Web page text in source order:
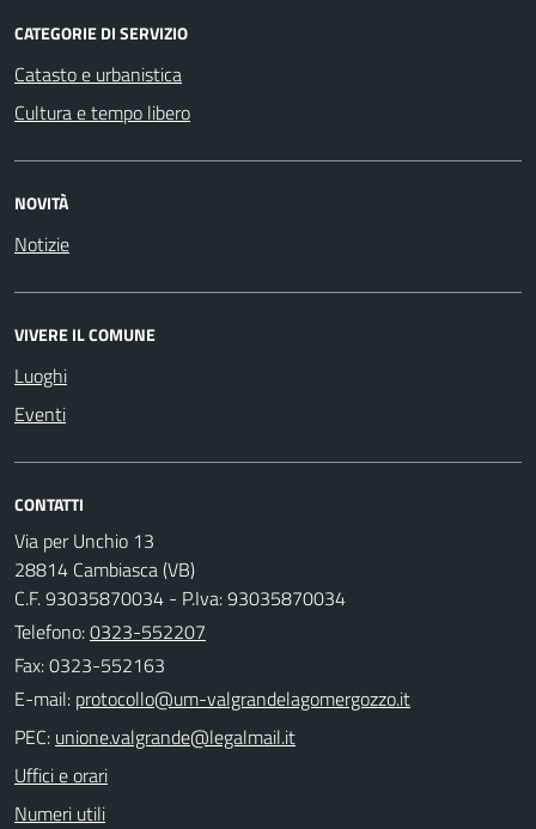
CATEGORIE DI SERVIZIO
Catasto e urbanistica
Cultura e tempo libero
NOVITÀ
Notizie
VIVERE IL COMUNE
Luoghi
Eventi
CONTATTI
Via per Unchio 13
28814 Cambiasca (VB)
C.F. 93035870034 - P.Iva: 93035870034
Telefono:0323-552207
Fax: 0323-552163
E-mail:
PEC:
Uffici e orari
Numeri utili